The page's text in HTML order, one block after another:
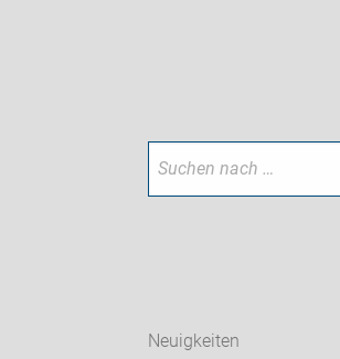
Neuigkeiten